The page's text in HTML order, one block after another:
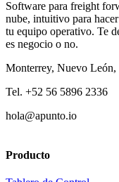
Software para freight
nube, intuitivo para
tu equipo operativo. Te
es negocio o no.
Monterrey, Nuevo
Tel. +52 56 5896 2336
hola@apunto.io
Producto